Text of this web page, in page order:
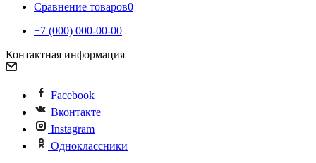
Сравнение товаров0
+7 (000) 000-00-00
Контактная информация
Facebook
Вконтакте
Instagram
Одноклассники